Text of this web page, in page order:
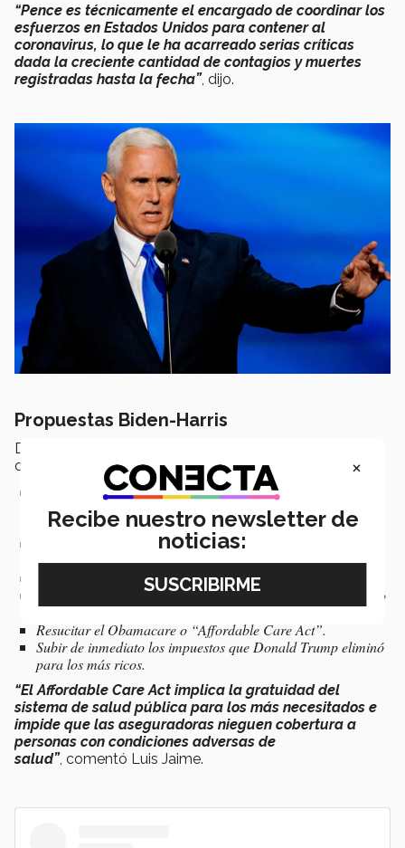
“Pence es técnicamente el encargado de coordinar los
esfuerzos en Estados Unidos para contener al
coronavirus, lo que le ha acarreado serias críticas
dada la creciente cantidad de contagios y muertes
registradas hasta la fecha”, dijo.
Propuestas Biden-Harris
De acuerdo con el experto,
candidato demócrata son las siguientes:
Cero emisiones de dióxido de carbono de aquí al 2050,
empleando energías renovables y desfasando la totalidad de
los hidrocarburos.
Invertir $50 billones de USD en infraestructura,
particularmente en carreteras y puentes viales.
Introducir Internet rural sin costo.
Apoyar a las guarderías y a los ancianos con un presupuesto
superior a los $775 billones de USD.
Resucitar elObamacareo “Affordable Care Act”.
Subir de inmediato los impuestos que Donald Trump eliminó
para los más ricos.
“El Affordable Care Act implica la gratuidad del
sistema de salud pública para los más necesitados e
impide que las aseguradoras nieguen cobertura a
personas con condiciones adversas de
salud”, comentó Luis Jaime.
×
Recibe nuestro newsletter de
noticias: